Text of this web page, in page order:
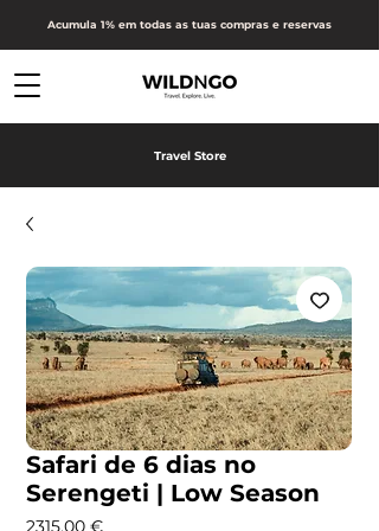
Acumula 1% em todas as tuas compras e reservas
Travel Store
Safari de 6 dias no
Serengeti | Low Season
2315,00 €Preço